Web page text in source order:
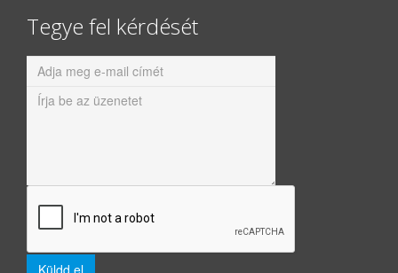
Tegye fel kérdését